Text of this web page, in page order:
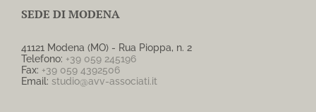
SEDE DI MODENA
41121 Modena (MO) - Rua Pioppa, n. 2
Telefono: +39 059 245196
Fax: +39 059 4392506
Email: studio@avv-associati.it